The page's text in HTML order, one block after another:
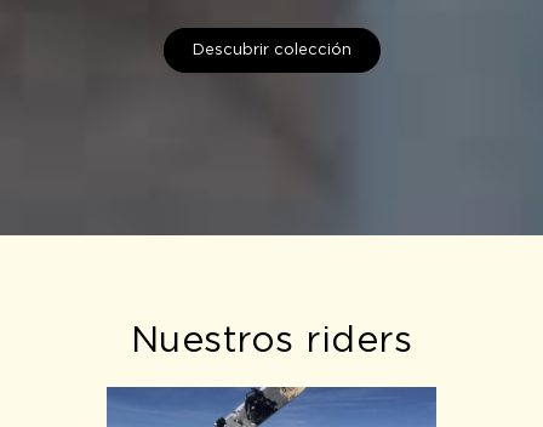
Descubrir colección
Nuestros riders